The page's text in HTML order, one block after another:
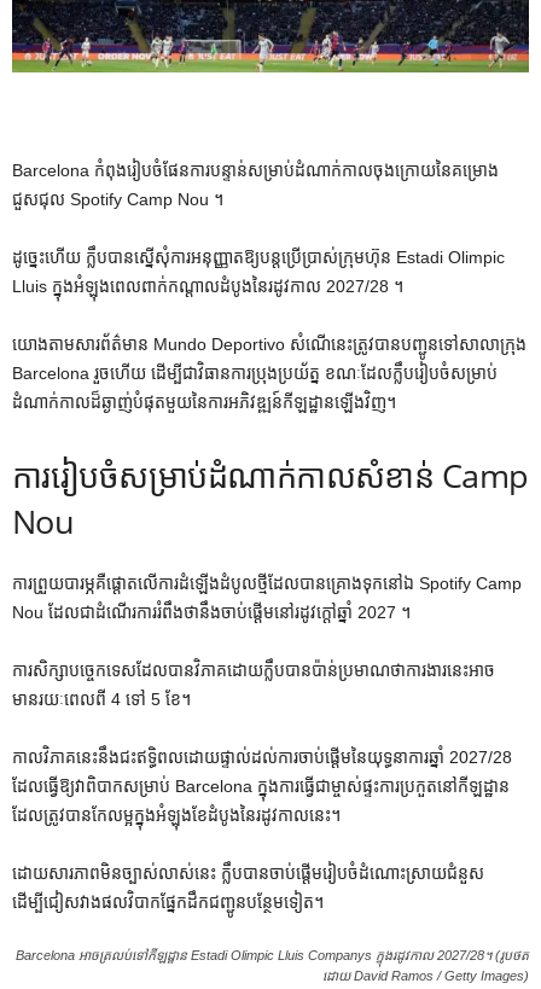
Barcelona កំពុងរៀបចំផែនការបន្ទាន់សម្រាប់ដំណាក់កាលចុងក្រោយនៃគម្រោង
ជួសជុល Spotify Camp Nou ។
ដូច្នេះហើយ ក្លឹបបានស្នើសុំការអនុញ្ញាតឱ្យបន្តប្រើប្រាស់ក្រុមហ៊ុន Estadi Olimpic
Lluis ក្នុងអំឡុងពេលពាក់កណ្តាលដំបូងនៃរដូវកាល 2027/28 ។
យោងតាមសារព័ត៌មាន Mundo Deportivo សំណើនេះត្រូវបានបញ្ជូនទៅសាលាក្រុង
Barcelona រួចហើយ ដើម្បីជាវិធានការប្រុងប្រយ័ត្ន ខណៈដែលក្លឹបរៀបចំសម្រាប់
ដំណាក់កាលដ៏ឆ្ងាញ់បំផុតមួយនៃការអភិវឌ្ឍន៍កីឡដ្ឋានឡើងវិញ។
ការរៀបចំសម្រាប់ដំណាក់កាលសំខាន់ Camp
Nou
ការព្រួយបារម្ភគឺផ្តោតលើការដំឡើងដំបូលថ្មីដែលបានគ្រោងទុកនៅឯ Spotify Camp
Nou ដែលជាដំណើរការរំពឹងថានឹងចាប់ផ្តើមនៅរដូវក្តៅឆ្នាំ 2027 ។
ការសិក្សាបច្ចេកទេសដែលបានវិភាគដោយក្លឹបបានប៉ាន់ប្រមាណថាការងារនេះអាច
មានរយៈពេលពី 4 ទៅ 5 ខែ។
កាលវិភាគនេះនឹងជះឥទ្ធិពលដោយផ្ទាល់ដល់ការចាប់ផ្តើមនៃយុទ្ធនាការឆ្នាំ 2027/28
ដែលធ្វើឱ្យវាពិបាកសម្រាប់ Barcelona ក្នុងការធ្វើជាម្ចាស់ផ្ទះការប្រកួតនៅកីឡដ្ឋាន
ដែលត្រូវបានកែលម្អក្នុងអំឡុងខែដំបូងនៃរដូវកាលនេះ។
ដោយសារភាពមិនច្បាស់លាស់នេះ ក្លឹបបានចាប់ផ្តើមរៀបចំដំណោះស្រាយជំនួស
ដើម្បីជៀសវាងផលវិបាកផ្នែកដឹកជញ្ជូនបន្ថែមទៀត។
Barcelona អាចត្រលប់ទៅកីឡដ្ឋាន Estadi Olimpic Lluis Companys ក្នុងរដូវកាល 2027/28។ (រូបថត
ដោយ David Ramos / Getty Images)